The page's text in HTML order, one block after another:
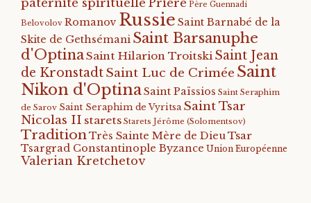
Prière Père Guennadi
Belovolov Romanov Russie Saint Barnabé de la
Skite de Gethsémani Saint Barsanuphe
d'Optina Saint Hilarion Troitski Saint Jean
de KronstadtSaint Luc de Crimée Saint
Nikon d'OptinaSaint Païssios Saint Seraphim
de Sarov Saint Seraphim de Vyritsa Saint Tsar
Nicolas II starets Starets Jérôme (Solomentsov)
TraditionTrès Sainte Mère de DieuTsar
Tsargrad Constantinople Byzance Union Européenne
Valerian Kretchetov